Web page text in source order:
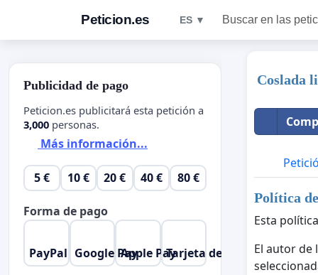
Peticion.es ES ▼ Buscar en las
Coslada
Política
Esta
El autor de
Publicidad de pago
Peticion.es publicitará esta petición a
3,000 personas.
Más información...
5 € 10 € 20 € 40 € 80 €
Forma de pago
PayPal Google PayApple PayTarjeta de crédito